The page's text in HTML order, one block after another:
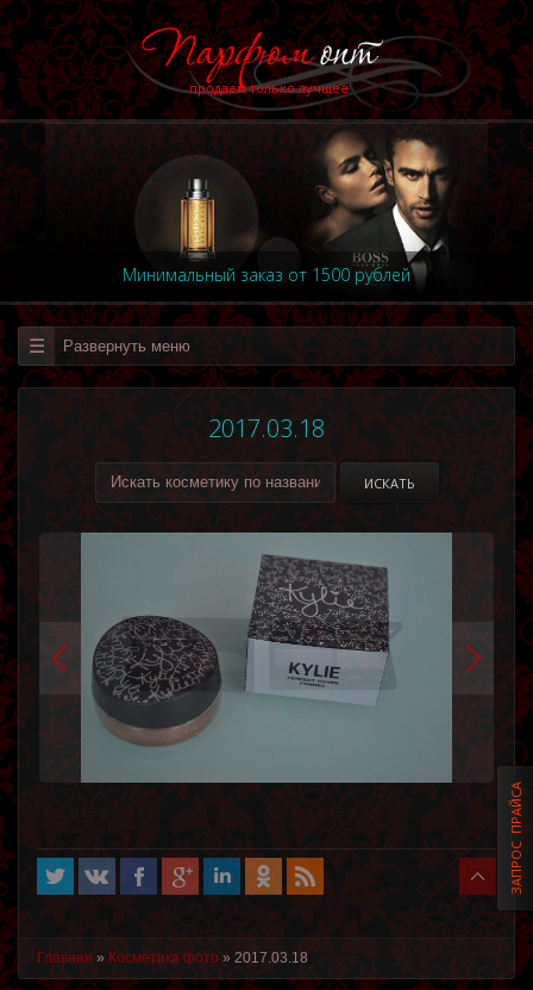
продаем только лучшее
Минимальный заказ от 1500 рублей
Развернуть меню
2017.03.18
Главная » Косметика фото » 2017.03.18
ЗАПРОС ПРАЙСА